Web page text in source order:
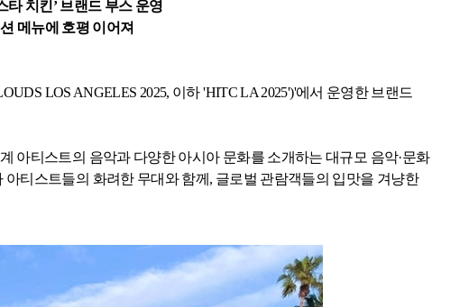
타 치킨’ 브랜드 부스 운영
메뉴에 호평 이어져
LOS ANGELES 2025, 이하'HITC LA 2025')'에서 운영한 브랜드
아티스트의 음악과 다양한 아시아 문화를 소개하는 대규모 음악·문화
티스트들의 화려한 무대와 함께 , 글로벌 관람객들의 입맛을 겨냥한